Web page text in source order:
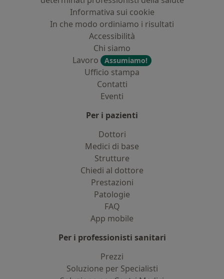
Informativa sui cookie
In che modo ordiniamo i risultati
Accessibilità
Chi siamo
Lavoro
Assumiamo!
Ufficio stampa
Contatti
Eventi
Per i pazienti
Dottori
Medici di base
Strutture
Chiedi al dottore
Prestazioni
Patologie
FAQ
App mobile
Per i professionisti sanitari
Prezzi
Soluzione per Specialisti